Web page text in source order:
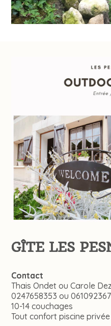
GÎTE LES
Contact
Thais Ondet ou Carole
0247658353 ou
10-14 couchages
Tout confort piscine